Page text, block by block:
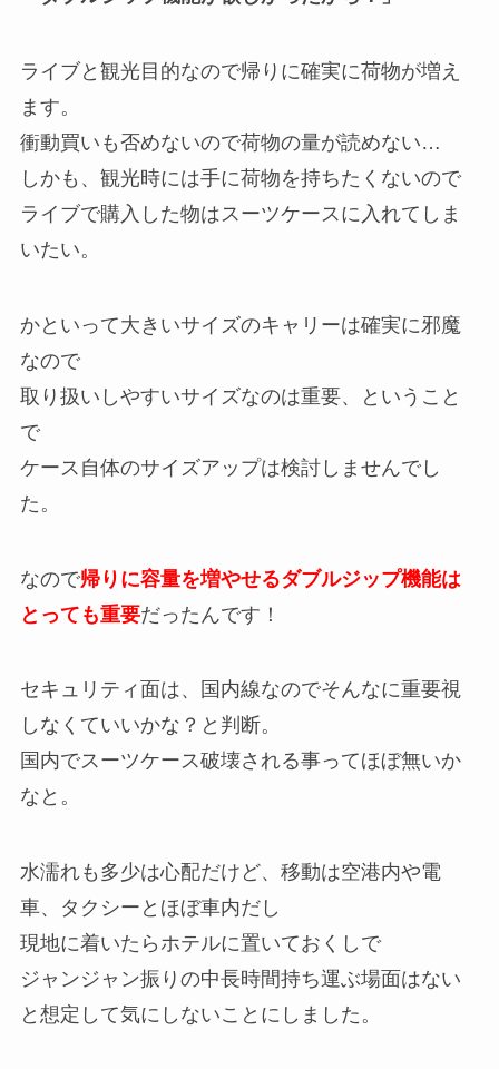
ライブと観光目的なので帰りに確実に荷物が増え
ます。
衝動買いも否めないので荷物の量が読めない…
しかも、観光時には手に荷物を持ちたくないので
ライブで購入した物はスーツケースに入れてしま
いたい。
かといって大きいサイズのキャリーは確実に邪魔
なので
取り扱いしやすいサイズなのは重要、ということ
で
ケース自体のサイズアップは検討しませんでし
た。
なので帰りに容量を増やせるダブルジップ機能は
とっても重要だったんです！
セキュリティ面は、国内線なのでそんなに重要視
しなくていいかな？と判断。
国内でスーツケース破壊される事ってほぼ無いか
なと。
水濡れも多少は心配だけど、移動は空港内や電
車、タクシーとほぼ車内だし
現地に着いたらホテルに置いておくしで
ジャンジャン振りの中長時間持ち運ぶ場面はない
と想定して気にしないことにしました。